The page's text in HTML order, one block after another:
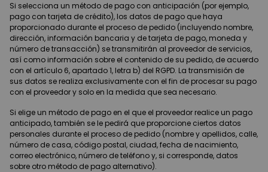
Si selecciona un método de pago con anticipación (por ejemplo,
pago con tarjeta de crédito), los datos de pago que haya
proporcionado durante el proceso de pedido (incluyendo nombre,
dirección, información bancaria y de tarjeta de pago, moneda y
número de transacción) se transmitirán al proveedor de servicios,
así como información sobre el contenido de su pedido, de acuerdo
con el artículo 6, apartado 1, letra b) del RGPD. La transmisión de
sus datos se realiza exclusivamente con el fin de procesar su pago
con el proveedor y solo en la medida que sea necesario.
Si elige un método de pago en el que el proveedor realice un pago
anticipado, también se le pedirá que proporcione ciertos datos
personales durante el proceso de pedido (nombre y apellidos, calle,
número de casa, código postal, ciudad, fecha de nacimiento,
correo electrónico, número de teléfono y, si corresponde, datos
sobre otro método de pago alternativo).